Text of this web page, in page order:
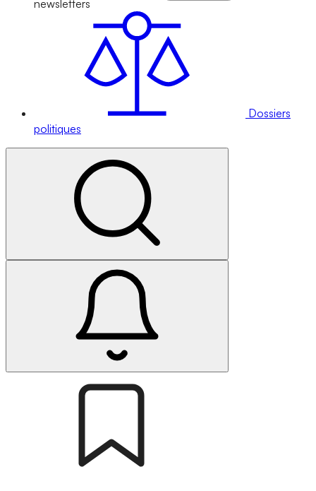
newsletters
Dossiers
politiques